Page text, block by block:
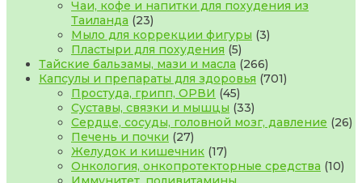
товаров
Чаи, кофе и напитки для похудения из
Таиланда
2323
товара
Мыло для коррекции фигуры 33
Пластыри для похудения 55
товаров
Тайские бальзамы, мази и масла 266266
товаров
Капсулы и препараты для здоровья 701701
Простуда, грипп, ОРВИ 4545
товаров
Суставы, связки и мышцы 3333
товара
Сердце, сосуды, головной мозг, давление 2626
Печень и почки 2727
товаров
Желудок и кишечник 1717
товаров
Онкология, онкопротекторные средства 1010